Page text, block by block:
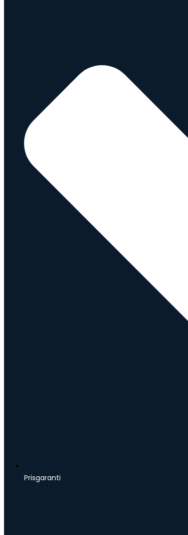
Prisgaranti